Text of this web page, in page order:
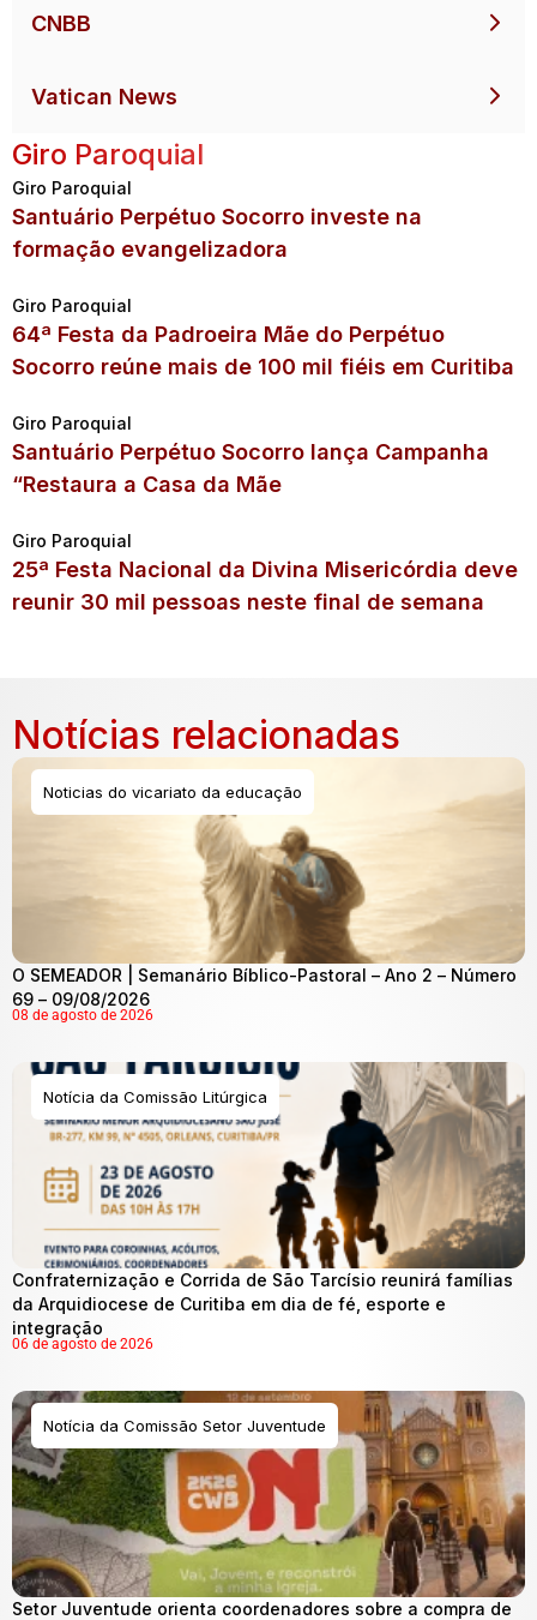
CNBB
Vatican News
Giro Paroquial
Giro Paroquial
Santuário Perpétuo Socorro investe na
formação evangelizadora
Giro Paroquial
64ª Festa da Padroeira Mãe do Perpétuo
Socorro reúne mais de 100 mil fiéis em Curitiba
Giro Paroquial
Santuário Perpétuo Socorro lança Campanha
“Restaura a Casa da Mãe
Giro Paroquial
25ª Festa Nacional da Divina Misericórdia deve
reunir 30 mil pessoas neste final de semana
Notícias relacionadas
Noticias do vicariato da educação
O SEMEADOR | Semanário Bíblico-Pastoral – Ano 2 – Número
69 – 09/08/2026
08 de agosto de 2026
Notícia da Comissão Litúrgica
Confraternização e Corrida de São Tarcísio reunirá famílias
da Arquidiocese de Curitiba em dia de fé, esporte e
integração
06 de agosto de 2026
Notícia da Comissão Setor Juventude
Setor Juventude orienta coordenadores sobre a compra de